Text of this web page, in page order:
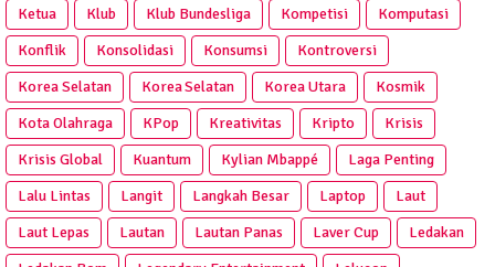
Ketua Klub Klub Bundesliga Kompetisi
Komputasi
Konflik
Konsolidasi Konsumsi
Kontroversi
Korea Selatan
Korea Selatan Korea Utara
Kosmik
Kota Olahraga
KPop Kreativitas Kripto
Krisis
Krisis Global
Kuantum Kylian Mbappé
Laga Penting
Lalu Lintas
Langit Langkah Besar Laptop
Laut
Laut Lepas
Lautan Lautan Panas Laver Cup
Ledakan